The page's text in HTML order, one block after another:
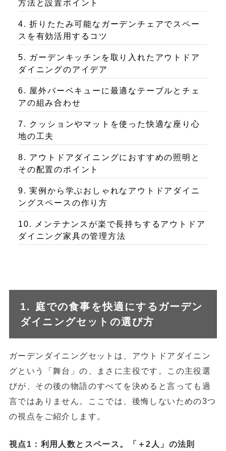
方法と設置ポイント
4. 折りたたみ可能なガーデンチェアでスペー
スを有効活用するコツ
5. ガーデンキッチンを取り入れたアウトドア
ダイニングのアイデア
6. 屋外バーベキューに最適なテーブルとチェ
アの組み合わせ
7. クッションやマットを使った快適な座り心
地の工夫
8. アウトドアダイニングにおすすめの照明と
その配置のポイント
9. 実例から学ぶおしゃれなアウトドアダイニ
ングスペースの作り方
10. メンテナンスが楽で長持ちするアウトドア
ダイニング家具の管理方法
1. 庭での食事を快適にするガーデン
ダイニングセットの選び方
ガーデンダイニングセットは、アウトドアダイニン
グという「舞台」の、まさに主役です。この主役選
びが、その後の物語のすべてを決めると言っても過
言ではありません。ここでは、後悔しないための3つ
の視点をご紹介します。
視点1：利用人数とスペース。「＋2人」の法則